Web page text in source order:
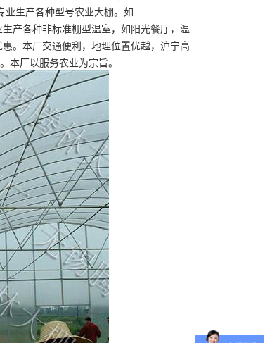
生产各种型号农业大棚。如
产各种非标准棚型温室，如阳光餐厅，温
。本厂交通便利，地理位置优越，沪宁高
厂以服务农业为宗旨。